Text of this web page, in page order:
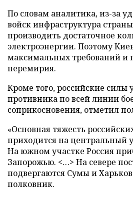
По словам аналитика, из-за
войск инфраструктура
производить достаточное
электроэнергии. Поэтому
максимальных требований и
перемирия.
Кроме того, российские силы
противника по всей линии
соприкосновения, отметил
«Основная тяжесть
приходится на центральный
На южном участке Россия
Запорожью. <…> На севере
подвергаются Сумы и
полковник.